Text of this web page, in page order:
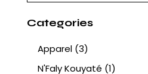
Categories
Apparel (3)
N'Faly Kouyaté (1)